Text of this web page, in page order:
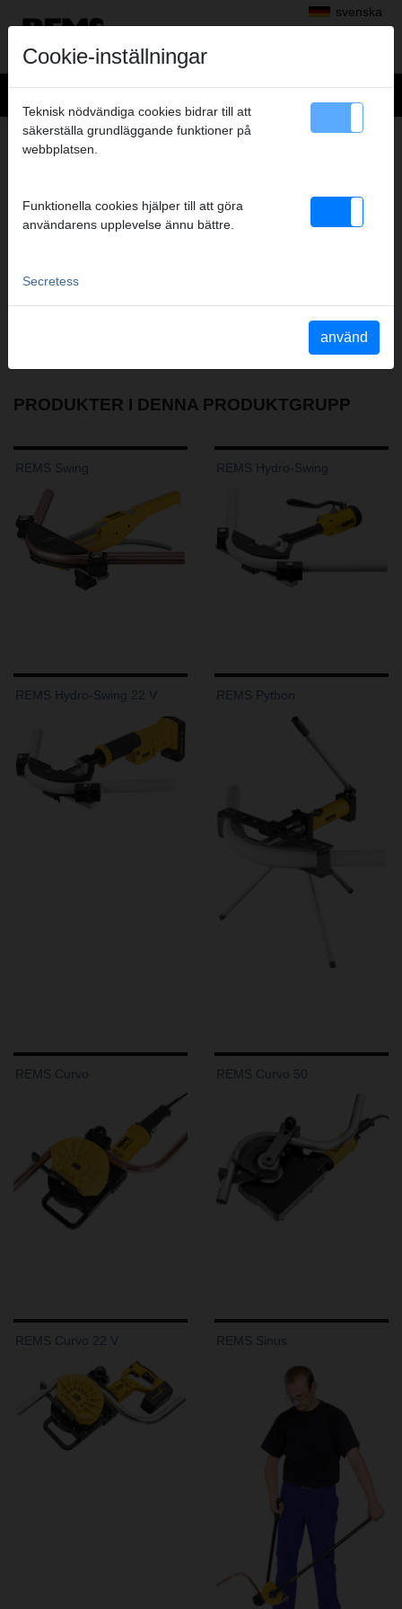
svenska
BOCKNING
YouTube REMS Curvo 22V
PRODUKTER I DENNA PRODUKTGRUPP
REMS Swing REMS Hydro-Swing
REMS Hydro-Swing 22 V REMS Python
REMS Curvo REMS Curvo 50
REMS Curvo 22 V REMS Sinus
Cookie-inställningar
Teknisk nödvändiga cookies bidrar till att
säkerställa grundläggande funktioner på
webbplatsen.
Funktionella cookies hjälper till att göra
användarens upplevelse ännu bättre.
Secretess
använd